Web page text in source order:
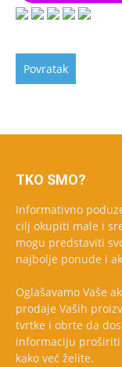
TKO SMO?
Informativno
cilj okupiti male i
mogu predstaviti
najbolje ponude i
Oglašavamo Vaše
prodaje Vaših
tvrtke i obrte da
informaciju
kako već želite.